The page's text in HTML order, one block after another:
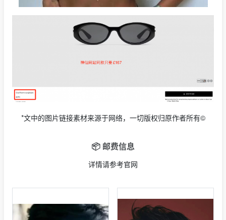
*文中的图片链接素材来源于网络，一切版权归原作者所有©
📦 邮费信息
详情请参考官网